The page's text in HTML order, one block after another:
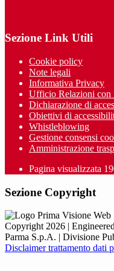
Sezione Link Utili
Cookie policy
Note legali
Informativa Privacy
Ufficio Relazioni con
Dichiarazione di
Obiettivi di
Whistleblowing
Gestione consensi
Amministrazione
Pagina visualizzata
Sezione Copyright
Copyright 2026 |
Parma S.p.A. | Divisione
Disclaimer trattamento dati